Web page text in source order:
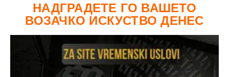
НАДГРАДЕТЕ ГО ВАШЕТО
ВОЗАЧКО ИСКУСТВО ДЕНЕС